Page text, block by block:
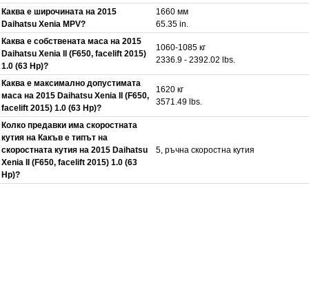
Каква е широчината на 2015
Daihatsu Xenia MPV?
1660 мм
65.35 in.
Каква е собствената маса на 2015
Daihatsu Xenia II (F650, facelift 2015)
1.0 (63 Hp)?
1060-1085 кг
2336.9 - 2392.02 lbs.
Каква е максимално допустимата
маса на 2015 Daihatsu Xenia II (F650,
facelift 2015) 1.0 (63 Hp)?
1620 кг
3571.49 lbs.
Колко предавки има скоростната
кутия на Какъв е типът на
скоростната кутия на 2015 Daihatsu
Xenia II (F650, facelift 2015) 1.0 (63
Hp)?
5, ръчна скоростна кутия